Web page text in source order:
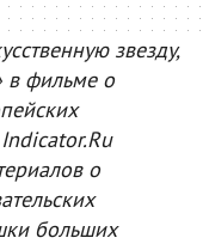
звезду,
в фильме о
о
больших